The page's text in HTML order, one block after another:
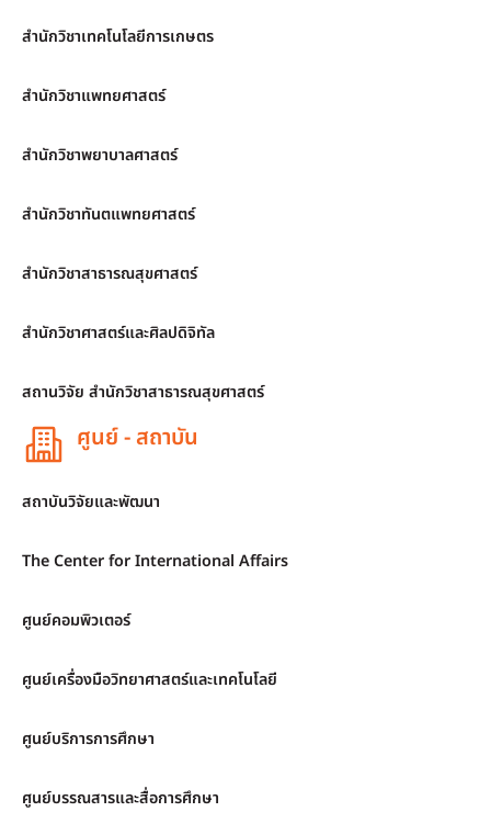
สำนักวิชาเทคโนโลยีการเกษตร
สำนักวิชาแพทยศาสตร์
สำนักวิชาพยาบาลศาสตร์
สำนักวิชาทันตแพทยศาสตร์
สำนักวิชาสาธารณสุขศาสตร์
สำนักวิชาศาสตร์และศิลปดิจิทัล
สถานวิจัย สำนักวิชาสาธารณสุขศาสตร์
ศูนย์ - สถาบัน
สถาบันวิจัยและพัฒนา
The Center for International Affairs
ศูนย์คอมพิวเตอร์
ศูนย์เครื่องมือวิทยาศาสตร์และเทคโนโลยี
ศูนย์บริการการศึกษา
ศูนย์บรรณสารและสื่อการศึกษา